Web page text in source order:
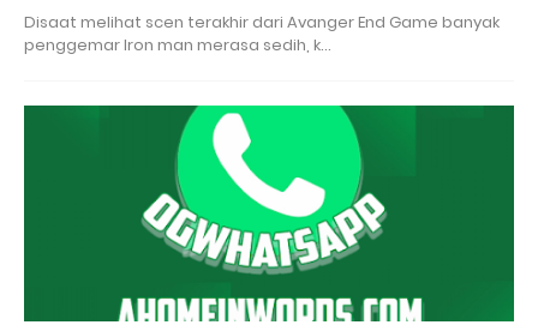
Disaat melihat scen terakhir dari Avanger End Game banyak
penggemar Iron man merasa sedih, k…